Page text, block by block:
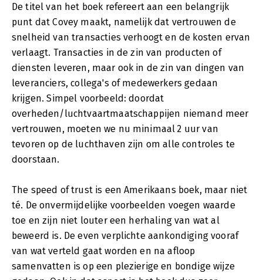
De titel van het boek refereert aan een belangrijk
punt dat Covey maakt, namelijk dat vertrouwen de
snelheid van transacties verhoogt en de kosten ervan
verlaagt. Transacties in de zin van producten of
diensten leveren, maar ook in de zin van dingen van
leveranciers, collega's of medewerkers gedaan
krijgen. Simpel voorbeeld: doordat
overheden/luchtvaartmaatschappijen niemand meer
vertrouwen, moeten we nu minimaal 2 uur van
tevoren op de luchthaven zijn om alle controles te
doorstaan.
The speed of trust is een Amerikaans boek, maar niet
té. De onvermijdelijke voorbeelden voegen waarde
toe en zijn niet louter een herhaling van wat al
beweerd is. De even verplichte aankondiging vooraf
van wat verteld gaat worden en na afloop
samenvatten is op een plezierige en bondige wijze